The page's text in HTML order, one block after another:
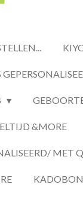
&MORE
MET
KADOBON